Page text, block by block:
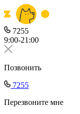
7255
9:00-21:00
Позвонить
7255
Перезвоните мне